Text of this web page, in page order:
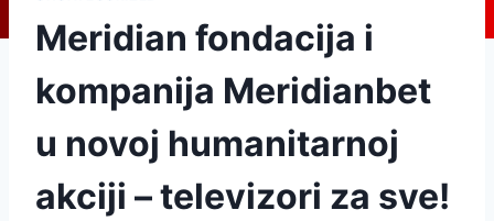
Meridian fondacija i
kompanija Meridianbet
u novoj humanitarnoj
akciji – televizori za sve!